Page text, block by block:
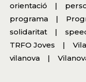
orientació
programa
solidaritat
TRFO Joves
vilanova